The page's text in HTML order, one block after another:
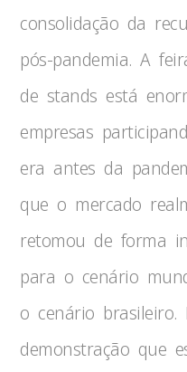
consolidação da
pós-pandemia. A
de stands está
empresas
era antes da
que o mercado
retomou de forma
para o cenário
o cenário brasileiro.
demonstração que